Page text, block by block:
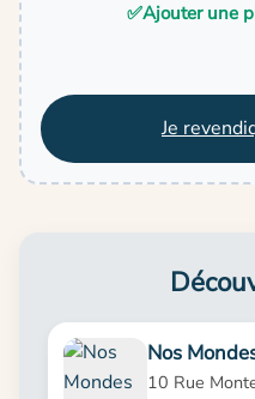
✅Ajouter une
Je
Nos
10 Rue